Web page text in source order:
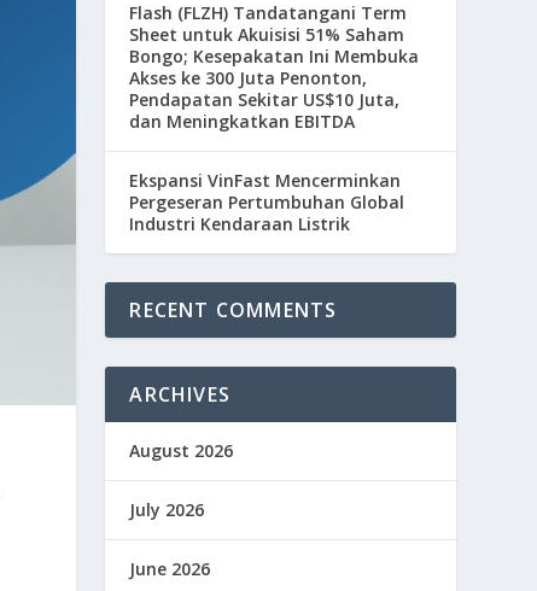
Flash (FLZH) Tandatangani Term
Sheet untuk Akuisisi 51% Saham
Bongo; Kesepakatan Ini Membuka
Akses ke 300 Juta Penonton,
Pendapatan Sekitar US$10 Juta,
dan Meningkatkan EBITDA
Ekspansi VinFast Mencerminkan
Pergeseran Pertumbuhan Global
Industri Kendaraan Listrik
RECENT COMMENTS
ARCHIVES
August 2026
July 2026
June 2026